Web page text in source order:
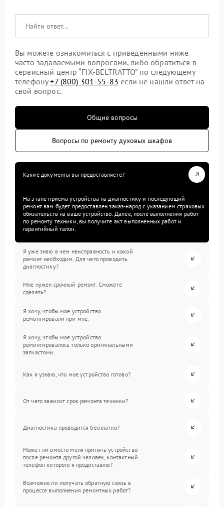
Вы можете ознакомиться с приведенными ниже
часто задаваемыми вопросами, либо обратиться в
сервисный центр “FIX-BELTRATTO” по следующему
телефону+7 (800) 301-55-83 если не нашли ответ на
свой вопрос.
Общие вопросы
Вопросы по ремонту духовых шкафов
Какие документы вы предоставляете?
На этапе приема устройства на диагностику и последующий
ремонт вам будет предоставлен заказ-наряд с указанием страховых
обязательств на ваше устройство. Далее, после выполнения работ
по ремонту техники, вы получите акт выполненных работ и
гарантийный талон.
Я уже знаю в чем неисправность и какой
ремонт необходим. Для чего проводить
диагностику?
Мне нужен срочный ремонт. Сможете
сделать?
Я хочу, чтобы мое устройство
ремонтировали при мне.
Я хочу, чтобы мое устройство
ремонтировалось только оригинальными
запчастями.
Как я узнаю, что мое устройство готово?
От чего зависит срок ремонта техники?
Диагностика проводится бесплатно?
Может ли вместо меня принять устройство
после ремонта другой человек, контактный
телефон которого я предоставлю?
Возможно ли получать обратную связь в
процессе выполнения ремонтных работ?